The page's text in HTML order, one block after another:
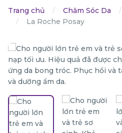
Trang chủ Chăm Sóc Da
La Roche Posay